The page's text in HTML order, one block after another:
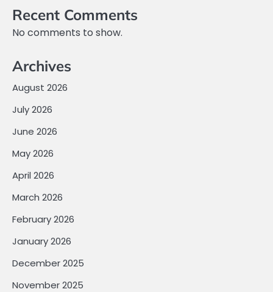
Recent Comments
No comments to show.
Archives
August 2026
July 2026
June 2026
May 2026
April 2026
March 2026
February 2026
January 2026
December 2025
November 2025